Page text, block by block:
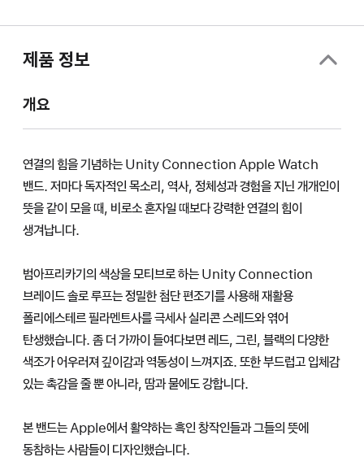
제품 정보
개요
연결의 힘을 기념하는 Unity Connection Apple Watch
밴드. 저마다 독자적인 목소리, 역사, 정체성과 경험을 지닌 개개인이
뜻을 같이 모을 때, 비로소 혼자일 때보다 강력한 연결의 힘이
생겨납니다.
범아프리카기의 색상을 모티브로 하는 Unity Connection
브레이드 솔로 루프는 정밀한 첨단 편조기를 사용해 재활용
폴리에스테르 필라멘트사를 극세사 실리콘 스레드와 엮어
탄생했습니다. 좀 더 가까이 들여다보면 레드, 그린, 블랙의 다양한
색조가 어우러져 깊이감과 역동성이 느껴지죠. 또한 부드럽고 입체감
있는 촉감을 줄 뿐 아니라, 땀과 물에도 강합니다.
본 밴드는 Apple에서 활약하는 흑인 창작인들과 그들의 뜻에
동참하는 사람들이 디자인했습니다.